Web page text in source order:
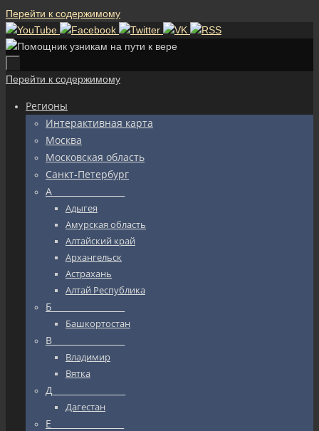
Перейти к содержимому
Перейти к содержимому
Регионы
Интерактивная карта
Москва
Московская область
Санкт-Петербург
А_________________
Адыгея
Амурская область
Алтайский край
Архангельск
Астрахань
Алтай Республика
Б_________________
Башкортостан
В_________________
Владимир
Вятка
Д_________________
Дагестан
Е_________________